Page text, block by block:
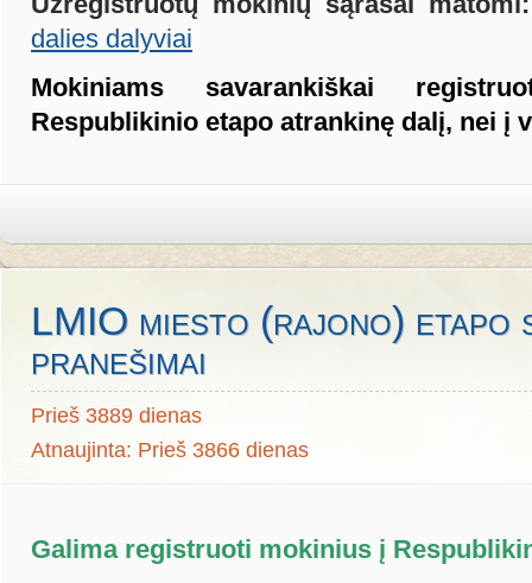
dalies dalyviai
Mokiniams savarankiškai
Respublikinio etapo atrankinę dalį, nei į
LMIO miesto (rajono) etapo
pranešimai
Prieš 3889 dienas
Atnaujinta: Prieš 3866 dienas
Galima registruoti mokinius į